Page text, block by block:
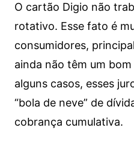
O cartão Digio não
rotativo. Esse fato é
consumidores,
ainda não têm um
alguns casos, esses
“bola de neve” de
cobrança cumulativa.